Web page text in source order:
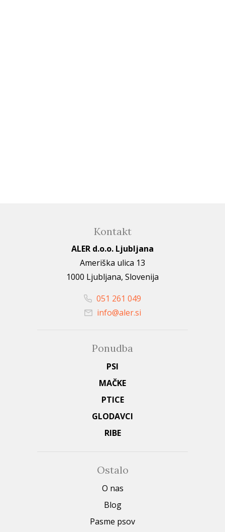
Kontakt
ALER d.o.o. Ljubljana
Ameriška ulica 13
1000 Ljubljana, Slovenija
051 261 049
info@aler.si
Ponudba
PSI
MAČKE
PTICE
GLODAVCI
RIBE
Ostalo
O nas
Blog
Pasme psov